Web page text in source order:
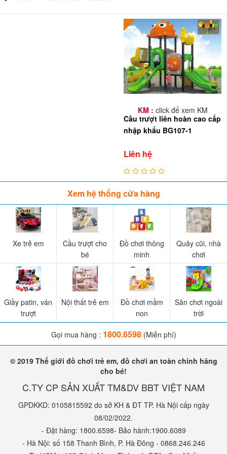
an toàn, bổ ích, đội kỹ thuật viên đồng hành bảo trì, bảo dưỡng
trong quá trình sử dụng. Một số hình ảnh lắp đặt cầu trượt liên
hoàn tại trường mầm non, khu vui chơi resort, nhà hàng, khách
sạn, trung tâm tiêm chủng, bệnh viện,...
KM : click để xem KM
Cầu trượt liên hoàn cao cấp
nhập khẩu BG107-1
Liên hệ
Xem hệ thống cửa hàng
Xe trẻ em
Cầu trượt cho
bé
Đồ chơi thông
minh
Quây cũi, nhà
chơi
Giầy patin, ván
trượt
Nội thất trẻ em
Đồ chơi mầm
non
Sân chơi ngoài
trời
Gọi mua hàng : 1800.6598(Miễn phí)
© 2019 Thế giới đồ chơi trẻ em, đồ chơi an toàn chính hãng
cho bé!
C.TY CP SẢN XUẤT TM&DV BBT VIỆT NAM
GPDKKD: 0105815592 do sở KH & ĐT TP. Hà Nội cấp ngày
08/02/2022.
- Đặt hàng: 1800.6598- Bảo hành:1900.6089
- Hà Nội: số 158 Thanh Bình, P. Hà Đông - 0868.246.246